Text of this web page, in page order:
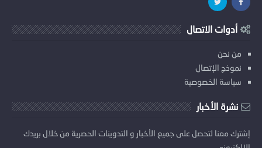
أدوات الاتصال
من نحن
نموذج الإتصال
سياسة الخصوصية
نشرة الأخبار
إشترك معنا لتحصل على جميع الأخبار و التدوينات الحصرية من خلال بريدك